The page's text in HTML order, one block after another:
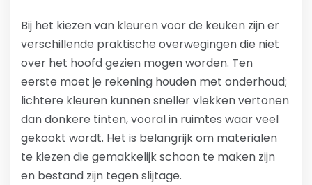
Bij het kiezen van kleuren voor de keuken zijn er
verschillende praktische overwegingen die niet
over het hoofd gezien mogen worden. Ten
eerste moet je rekening houden met onderhoud;
lichtere kleuren kunnen sneller vlekken vertonen
dan donkere tinten, vooral in ruimtes waar veel
gekookt wordt. Het is belangrijk om materialen
te kiezen die gemakkelijk schoon te maken zijn
en bestand zijn tegen slijtage.